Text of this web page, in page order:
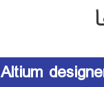
Altium